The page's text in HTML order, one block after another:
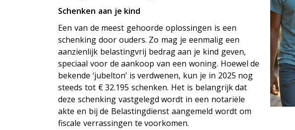
Schenken aan je kind
Een van de meest gehoorde oplossingen is een
schenking door ouders. Zo mag je eenmalig een
aanzienlijk belastingvrij bedrag aan je kind geven,
speciaal voor de aankoop van een woning. Hoewel de
bekende ‘jubelton’ is verdwenen, kun je in 2025 nog
steeds tot € 32.195 schenken. Het is belangrijk dat
deze schenking vastgelegd wordt in een notariële
akte en bij de Belastingdienst aangemeld wordt om
fiscale verrassingen te voorkomen.